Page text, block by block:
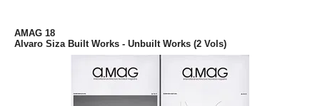
AMAG 18
Alvaro Siza Built Works - Unbuilt Works (2 Vols)